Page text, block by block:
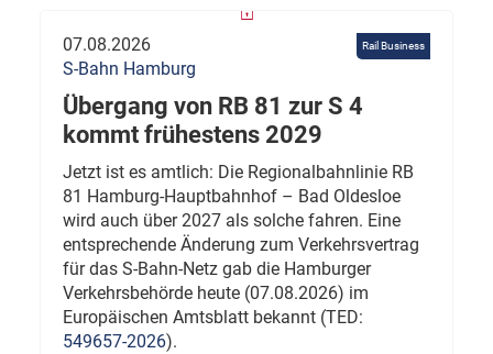
Rail Business
07.08.2026
S-Bahn Hamburg
Übergang von RB 81 zur S 4
kommt frühestens 2029
Jetzt ist es amtlich: Die Regionalbahnlinie RB
81 Hamburg-Hauptbahnhof – Bad Oldesloe
wird auch über 2027 als solche fahren. Eine
entsprechende Änderung zum Verkehrsvertrag
für das S-Bahn-Netz gab die Hamburger
Verkehrsbehörde heute (07.08.2026) im
Europäischen Amtsblatt bekannt (TED:
549657-2026).